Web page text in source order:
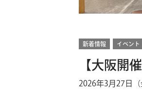
新着情報 イベント
【大阪開
2026年3月27日（